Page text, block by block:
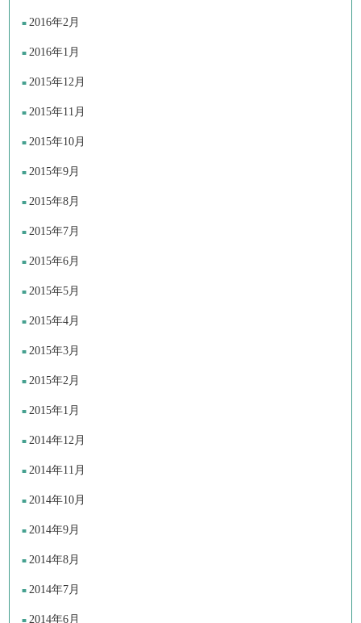
2016年2月
2016年1月
2015年12月
2015年11月
2015年10月
2015年9月
2015年8月
2015年7月
2015年6月
2015年5月
2015年4月
2015年3月
2015年2月
2015年1月
2014年12月
2014年11月
2014年10月
2014年9月
2014年8月
2014年7月
2014年6月